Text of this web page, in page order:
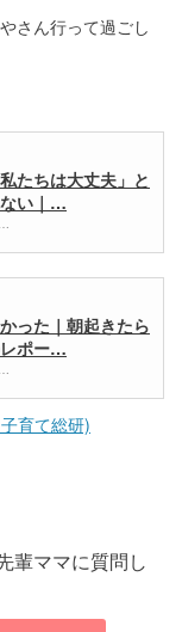
さん行って過ごし
たちは大丈夫」と
ない｜…
った｜朝起きたら
ポー…
育て総研)
輩ママに質問し